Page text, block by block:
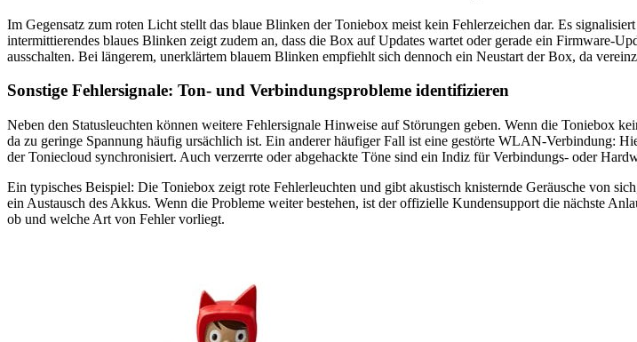
Im Gegensatz zum roten Licht stellt das blaue Blinken der Toniebox meist kein Fehlerzeichen dar. Es
intermittierendes blaues Blinken zeigt zudem an, dass die Box auf Updates wartet oder gerade ein Firmware-
ausschalten. Bei längerem, unerklärtem blauem Blinken empfiehlt sich dennoch ein Neustart der Box, da
Sonstige Fehlersignale: Ton- und Verbindungsprobleme identifizieren
Neben den Statusleuchten können weitere Fehlersignale Hinweise auf Störungen geben. Wenn die Toniebox
da zu geringe Spannung häufig ursächlich ist. Ein anderer häufiger Fall ist eine gestörte WLAN-Verbindung:
der Toniecloud synchronisiert. Auch verzerrte oder abgehackte Töne sind ein Indiz für Verbindungs- oder
Ein typisches Beispiel: Die Toniebox zeigt rote Fehlerleuchten und gibt akustisch knisternde Geräusche von
ein Austausch des Akkus. Wenn die Probleme weiter bestehen, ist der offizielle Kundensupport die nächste
ob und welche Art von Fehler vorliegt.